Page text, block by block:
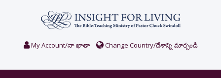
My Account/నా ఖాతా Change Country/దేశాన్ని మార్చండి